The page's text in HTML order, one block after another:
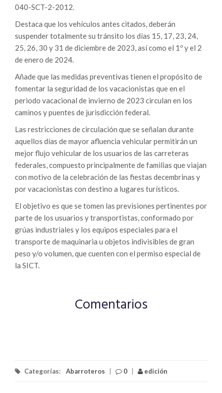
040-SCT-2-2012.
Destaca que los vehículos antes citados, deberán
suspender totalmente su tránsito los días 15, 17, 23, 24,
25, 26, 30 y 31 de diciembre de 2023, así como el 1º y el 2
de enero de 2024.
Añade que las medidas preventivas tienen el propósito de
fomentar la seguridad de los vacacionistas que en el
periodo vacacional de invierno de 2023 circulan en los
caminos y puentes de jurisdicción federal.
Las restricciones de circulación que se señalan durante
aquellos días de mayor afluencia vehicular permitirán un
mejor flujo vehicular de los usuarios de las carreteras
federales, compuesto principalmente de familias que viajan
con motivo de la celebración de las fiestas decembrinas y
por vacacionistas con destino a lugares turísticos.
El objetivo es que se tomen las previsiones pertinentes por
parte de los usuarios y transportistas, conformado por
grúas industriales y los equipos especiales para el
transporte de maquinaria u objetos indivisibles de gran
peso y/o volumen, que cuenten con el permiso especial de
la SICT.
Comentarios
Categorías: Abarroteros 0 edición